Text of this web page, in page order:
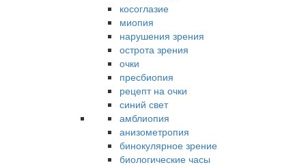
косоглазие
миопия
нарушения зрения
острота зрения
очки
пресбиопия
рецепт на очки
синий свет
амблиопия
анизометропия
бинокулярное зрение
биологические часы